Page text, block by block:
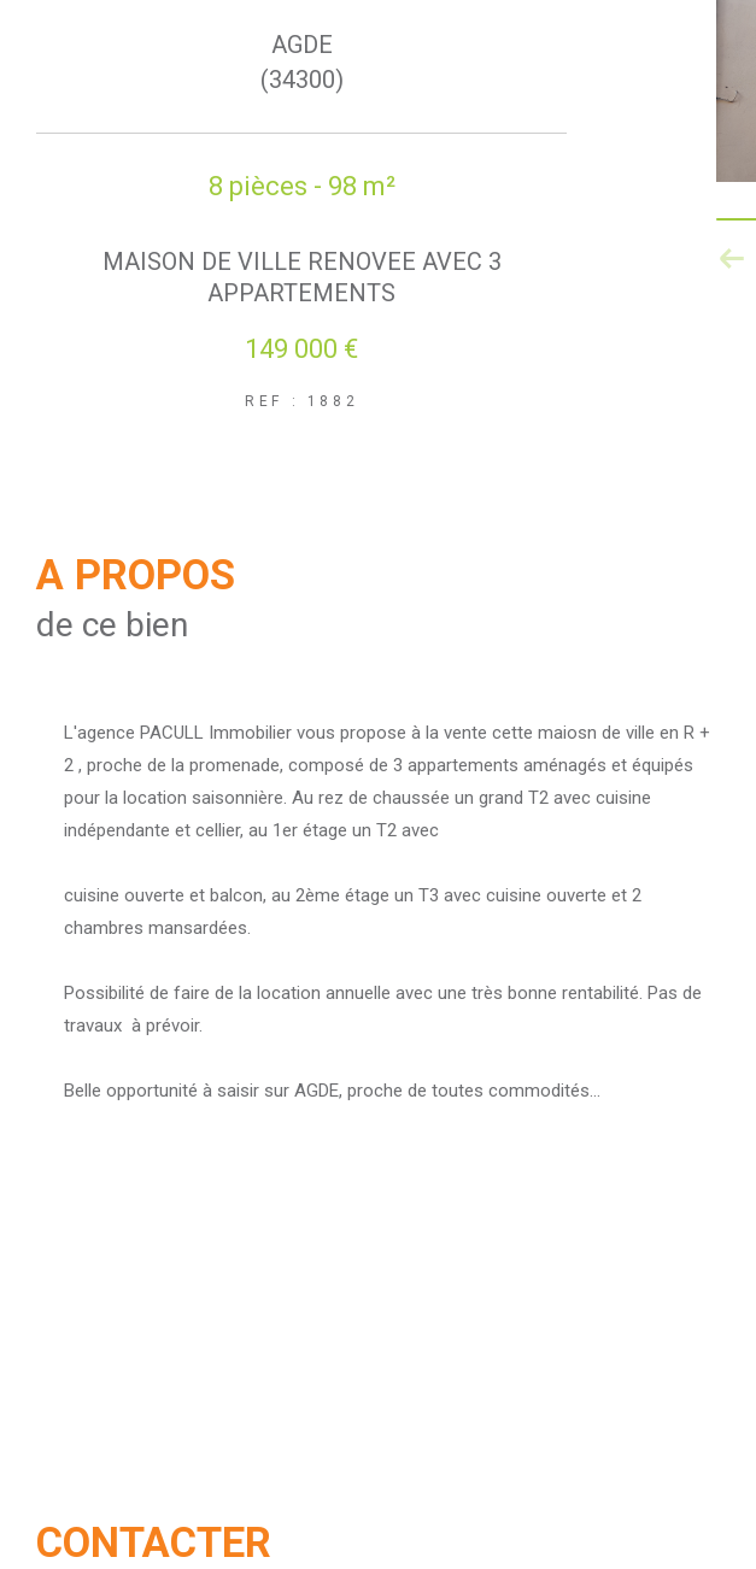
AGDE
(34300)
8 pièces - 98 m²
MAISON DE VILLE RENOVEE AVEC 3
APPARTEMENTS
149 000 €
REF : 1882
A PROPOS
de ce bien
L'agence PACULL Immobilier vous propose à la vente cette maiosn de ville en R +
2 , proche de la promenade, composé de 3 appartements aménagés et équipés
pour la location saisonnière. Au rez de chaussée un grand T2 avec cuisine
indépendante et cellier, au 1er étage un T2 avec
cuisine ouverte et balcon, au 2ème étage un T3 avec cuisine ouverte et 2
chambres mansardées.
Possibilité de faire de la location annuelle avec une très bonne rentabilité. Pas de
travaux à prévoir.
Belle opportunité à saisir sur AGDE, proche de toutes commodités...
CONTACTER